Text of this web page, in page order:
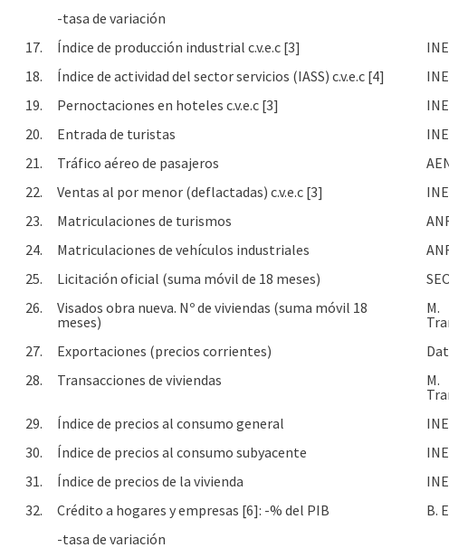
-tasa de variación
17.
Índice de producción industrial c.v.e.c [3]
18.
Índice de actividad del sector servicios (IASS) c.v.e.c [4]
19.
Pernoctaciones en hoteles c.v.e.c [3]
20.
Entrada de turistas
21.
Tráfico aéreo de pasajeros
22.
Ventas al por menor (deflactadas) c.v.e.c [3]
23.
Matriculaciones de turismos
24.
Matriculaciones de vehículos industriales
25.
Licitación oficial (suma móvil de 18 meses)
26.
Visados obra nueva. Nº de viviendas (suma móvil 18
meses)
M.
27. Exportaciones (precios corrientes)
28.
Transacciones de viviendas
M.
29. Índice de precios al consumo general INE
30.
Índice de precios al consumo subyacente INE
31.
Índice de precios de la vivienda INE
32.
Crédito a hogares y empresas [6]: -% del PIB B.
-tasa de variación